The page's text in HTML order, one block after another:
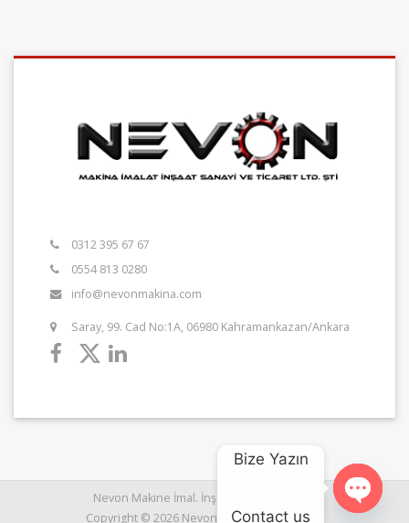
0312 395 67 67
0554 813 0280
info@nevonmakina.com
Saray, 99. Cad No:1A, 06980 Kahramankazan/Ankara
Nevon Makine İmal. İnş. San ve Tic. Ltd. Şti
Copyright © 2026 Nevon. All rights reserved.
Bize Yazın
Contact us